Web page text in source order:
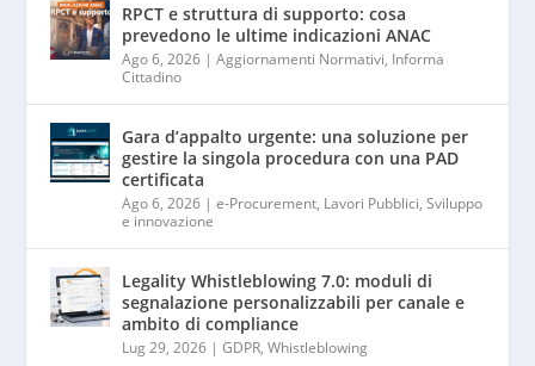
RPCT e struttura di supporto: cosa
prevedono le ultime indicazioni ANAC
Ago 6, 2026 |Aggiornamenti Normativi, Informa
Cittadino
Gara d’appalto urgente: una soluzione per
gestire la singola procedura con una PAD
certificata
Ago 6, 2026 |e-Procurement, Lavori Pubblici,Sviluppo
e innovazione
Legality Whistleblowing 7.0: moduli di
segnalazione personalizzabili per canale e
ambito di compliance
Lug 29, 2026 |GDPR,Whistleblowing